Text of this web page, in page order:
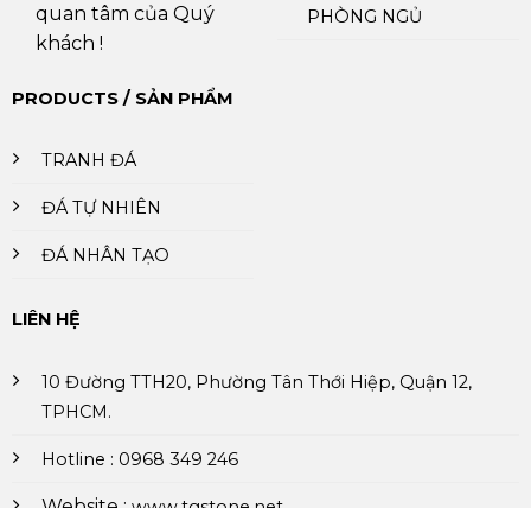
quan tâm của Quý
khách !
PHÒNG NGỦ
PRODUCTS / SẢN PHẨM
TRANH ĐÁ
ĐÁ TỰ NHIÊN
ĐÁ NHÂN TẠO
LIÊN HỆ
10 Đường TTH20, Phường Tân Thới Hiệp, Quận 12,
TPHCM.
Hotline : 0968 349 246